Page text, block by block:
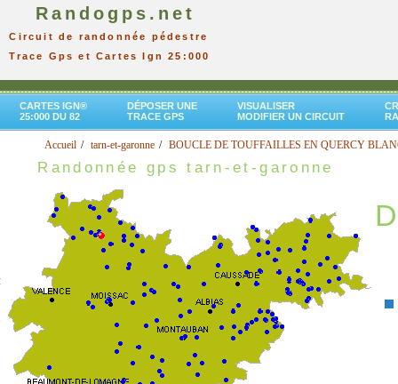
Randogps.net
Circuit de randonnée pédestre
Trace Gps et Cartes Ign 25:000
CARTES IGN®
25:000 DU 82
DÉPOSER UNE
TRACE GPS
VISUALISER
MODIFIER UN CIRCUIT
Accueil tarn-et-garonne BOUCLE DE TOUFFAILLES EN QUERCY
Randonnée gps tarn-et-garonne